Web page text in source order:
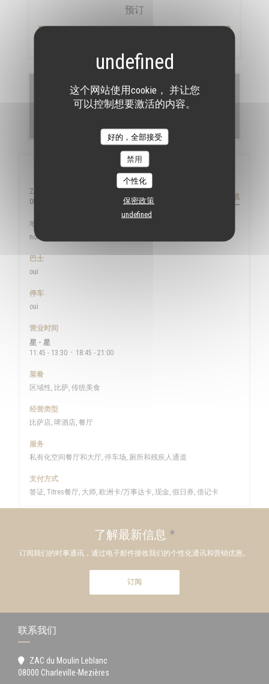
这个网站使用cookie， 并让您
可以控制想要激活的内容。
好的，全部接受
禁用
个性化
保密政策
undefined
预订
菜单
一般信息
ZAC du Moulin Leblanc
08000 Charleville-Mezières
((在新窗口中打开))
路线
地铁
non
巴士
oui
停车
oui
营业时间
星 - 星
11:45 - 13:30 • 18:45 - 21:00
菜肴
区域性, 比萨, 传统美食
经营类型
比萨店, 啤酒店, 餐厅
服务
私有化空间餐厅和大厅, 停车场, 厕所和残疾人通道
支付方式
签证, Titres餐厅, 大师, 欧洲卡/万事达卡, 现金, 假日券, 借记卡
了解最新信息 *
订阅我们的时事通讯，通过电子邮件接收我们的个性化通讯和营销优惠。
订阅
联系我们
ZAC du Moulin Leblanc
08000 Charleville-Mezières